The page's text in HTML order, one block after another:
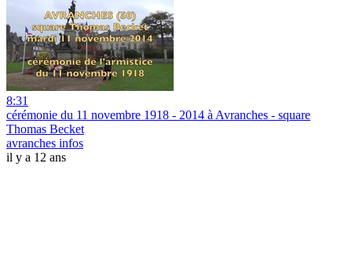
8:31
cérémonie du 11 novembre 1918 - 2014 à Avranches - square
Thomas Becket
avranches infos
il y a 12 ans